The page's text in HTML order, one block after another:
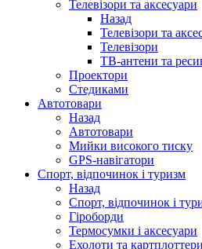
Телевізори та аксесуари
Назад
Телевізори та
Телевізори
ТВ-антени та
Проектори
Стедиками
Автотовари
Назад
Автотовари
Мийки високого тиску
GPS-навігатори
Спорт, відпочинок і туризм
Назад
Спорт, відпочинок і
Гіроборди
Термосумки і аксесуари
Ехолоти та картплоттери